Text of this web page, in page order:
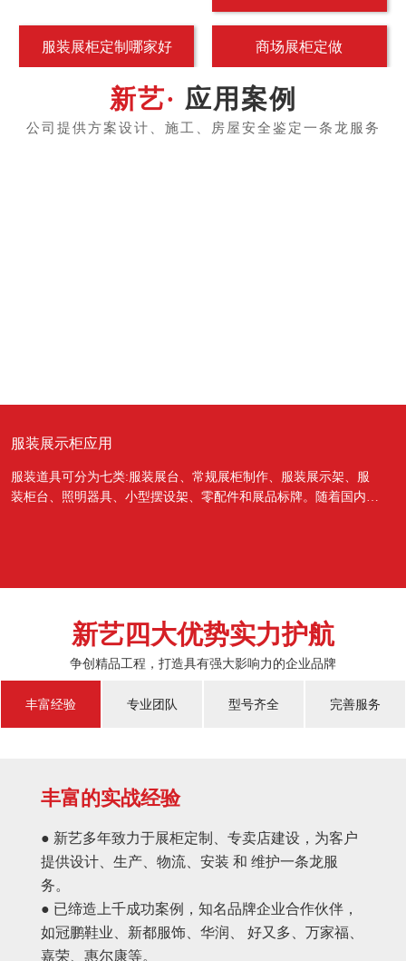
服装展柜定制哪家好 商场展柜定做
应用案例
服装展示柜应用
服装道具可分为七类:服装展台、常规展柜制作、服装展示架、服
装柜台、照明器具、小型摆设架、零配件和展品标牌。随着国内经
新艺四大优势实力护航
争创精品工程，打造具有强大影响力的企业品牌
丰富经验 专业团队 型号齐全 完善服务
丰富的实战经验
● 新艺多年致力于展柜定制、专卖店建设，为客户
提供设计、生产、物流、安装 和 维护一条龙服
务。
● 已缔造上千成功案例，知名品牌企业合作伙伴，
如冠鹏鞋业、新都服饰、华润、 好又多、万家福、
嘉荣、惠尔康等。